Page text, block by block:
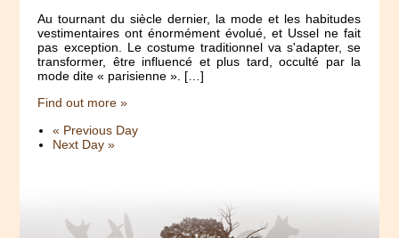
Au tournant du siècle dernier, la mode et les habitudes
vestimentaires ont énormément évolué, et Ussel ne fait
pas exception. Le costume traditionnel va s'adapter, se
transformer, être influencé et plus tard, occulté par la
mode dite « parisienne ». […]
Find out more »
« Previous Day
Next Day»